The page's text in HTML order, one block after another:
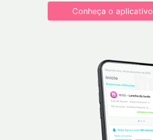
Conheça o aplicativo